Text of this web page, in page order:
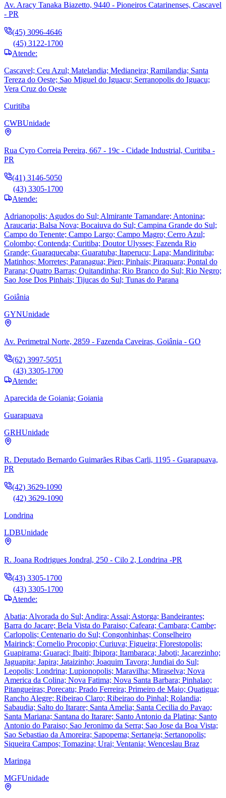
Av. Aracy Tanaka Biazetto, 9440 - Pioneiros Catarinenses, Cascavel
- PR
(45) 3096-4646
(45) 3122-1700
Atende:
Cascavel; Ceu Azul; Matelandia; Medianeira; Ramilandia; Santa
Tereza do Oeste; Sao Miguel do Iguacu; Serranopolis do Iguacu;
Vera Cruz do Oeste
Curitiba
CWBUnidade
Rua Cyro Correia Pereira, 667 - 19c - Cidade Industrial, Curitiba -
PR
(41) 3146-5050
(43) 3305-1700
Atende:
Adrianopolis; Agudos do Sul; Almirante Tamandare; Antonina;
Araucaria; Balsa Nova; Bocaiuva do Sul; Campina Grande do Sul;
Campo do Tenente; Campo Largo; Campo Magro; Cerro Azul;
Colombo; Contenda; Curitiba; Doutor Ulysses; Fazenda Rio
Grande; Guaraquecaba; Guaratuba; Itaperucu; Lapa; Mandirituba;
Matinhos; Morretes; Paranagua; Pien; Pinhais; Piraquara; Pontal do
Parana; Quatro Barras; Quitandinha; Rio Branco do Sul; Rio Negro;
Sao Jose Dos Pinhais; Tijucas do Sul; Tunas do Parana
Goiânia
GYNUnidade
Av. Perimetral Norte, 2859 - Fazenda Caveiras, Goiânia - GO
(62) 3997-5051
(43) 3305-1700
Atende:
Aparecida de Goiania; Goiania
Guarapuava
GRHUnidade
R. Deputado Bernardo Guimarães Ribas Carli, 1195 - Guarapuava,
PR
(42) 3629-1090
(42) 3629-1090
Londrina
LDBUnidade
R. Joana Rodrigues Jondral, 250 - Cilo 2, Londrina -PR
(43) 3305-1700
(43) 3305-1700
Atende:
Abatia; Alvorada do Sul; Andira; Assai; Astorga; Bandeirantes;
Barra do Jacare; Bela Vista do Paraiso; Cafeara; Cambara; Cambe;
Carlopolis; Centenario do Sul; Congonhinhas; Conselheiro
Mairinck; Cornelio Procopio; Curiuva; Figueira; Florestopolis;
Guapirama; Guaraci; Ibaiti; Ibipora; Itambaraca; Jaboti; Jacarezinho;
Jaguapita; Japira; Jataizinho; Joaquim Tavora; Jundiai do Sul;
Leopolis; Londrina; Lupionopolis; Maravilha; Miraselva; Nova
America da Colina; Nova Fatima; Nova Santa Barbara; Pinhalao;
Pitangueiras; Porecatu; Prado Ferreira; Primeiro de Maio; Quatigua;
Rancho Alegre; Ribeirao Claro; Ribeirao do Pinhal; Rolandia;
Sabaudia; Salto do Itarare; Santa Amelia; Santa Cecilia do Pavao;
Santa Mariana; Santana do Itarare; Santo Antonio da Platina; Santo
Antonio do Paraiso; Sao Jeronimo da Serra; Sao Jose da Boa Vista;
Sao Sebastiao da Amoreira; Sapopema; Sertaneja; Sertanopolis;
Siqueira Campos; Tomazina; Urai; Ventania; Wenceslau Braz
Maringa
MGFUnidade